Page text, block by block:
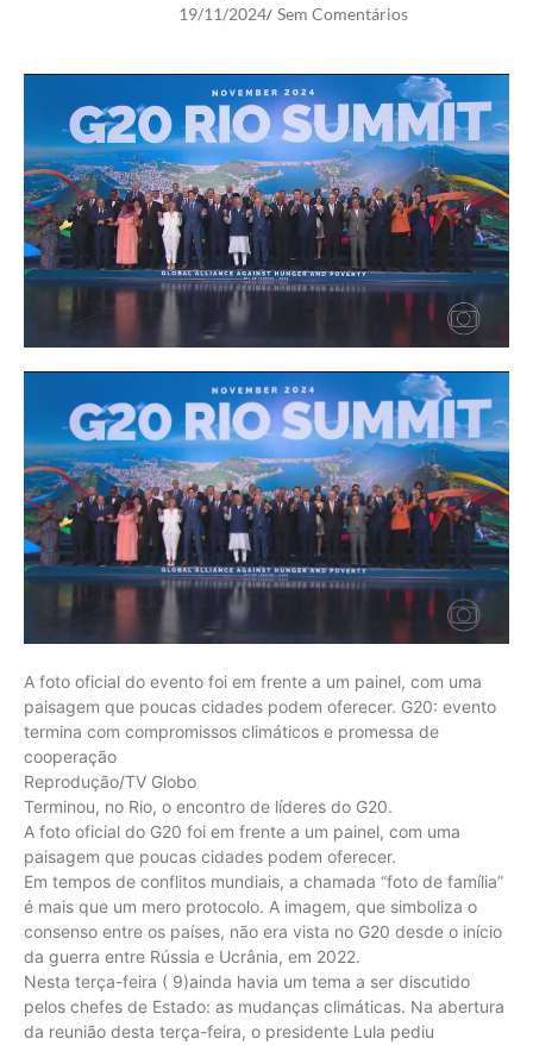
19/11/2024/ Sem Comentários
A foto oficial do evento foi em frente a um painel, com uma
paisagem que poucas cidades podem oferecer. G20: evento
termina com compromissos climáticos e promessa de
cooperação
Reprodução/TV Globo
Terminou, no Rio, o encontro de líderes do G20.
A foto oficial do G20 foi em frente a um painel, com uma
paisagem que poucas cidades podem oferecer.
Em tempos de conflitos mundiais, a chamada “foto de família”
é mais que um mero protocolo. A imagem, que simboliza o
consenso entre os países, não era vista no G20 desde o início
da guerra entre Rússia e Ucrânia, em 2022.
Nesta terça-feira ( 9)ainda havia um tema a ser discutido
pelos chefes de Estado: as mudanças climáticas. Na abertura
da reunião desta terça-feira, o presidente Lula pediu